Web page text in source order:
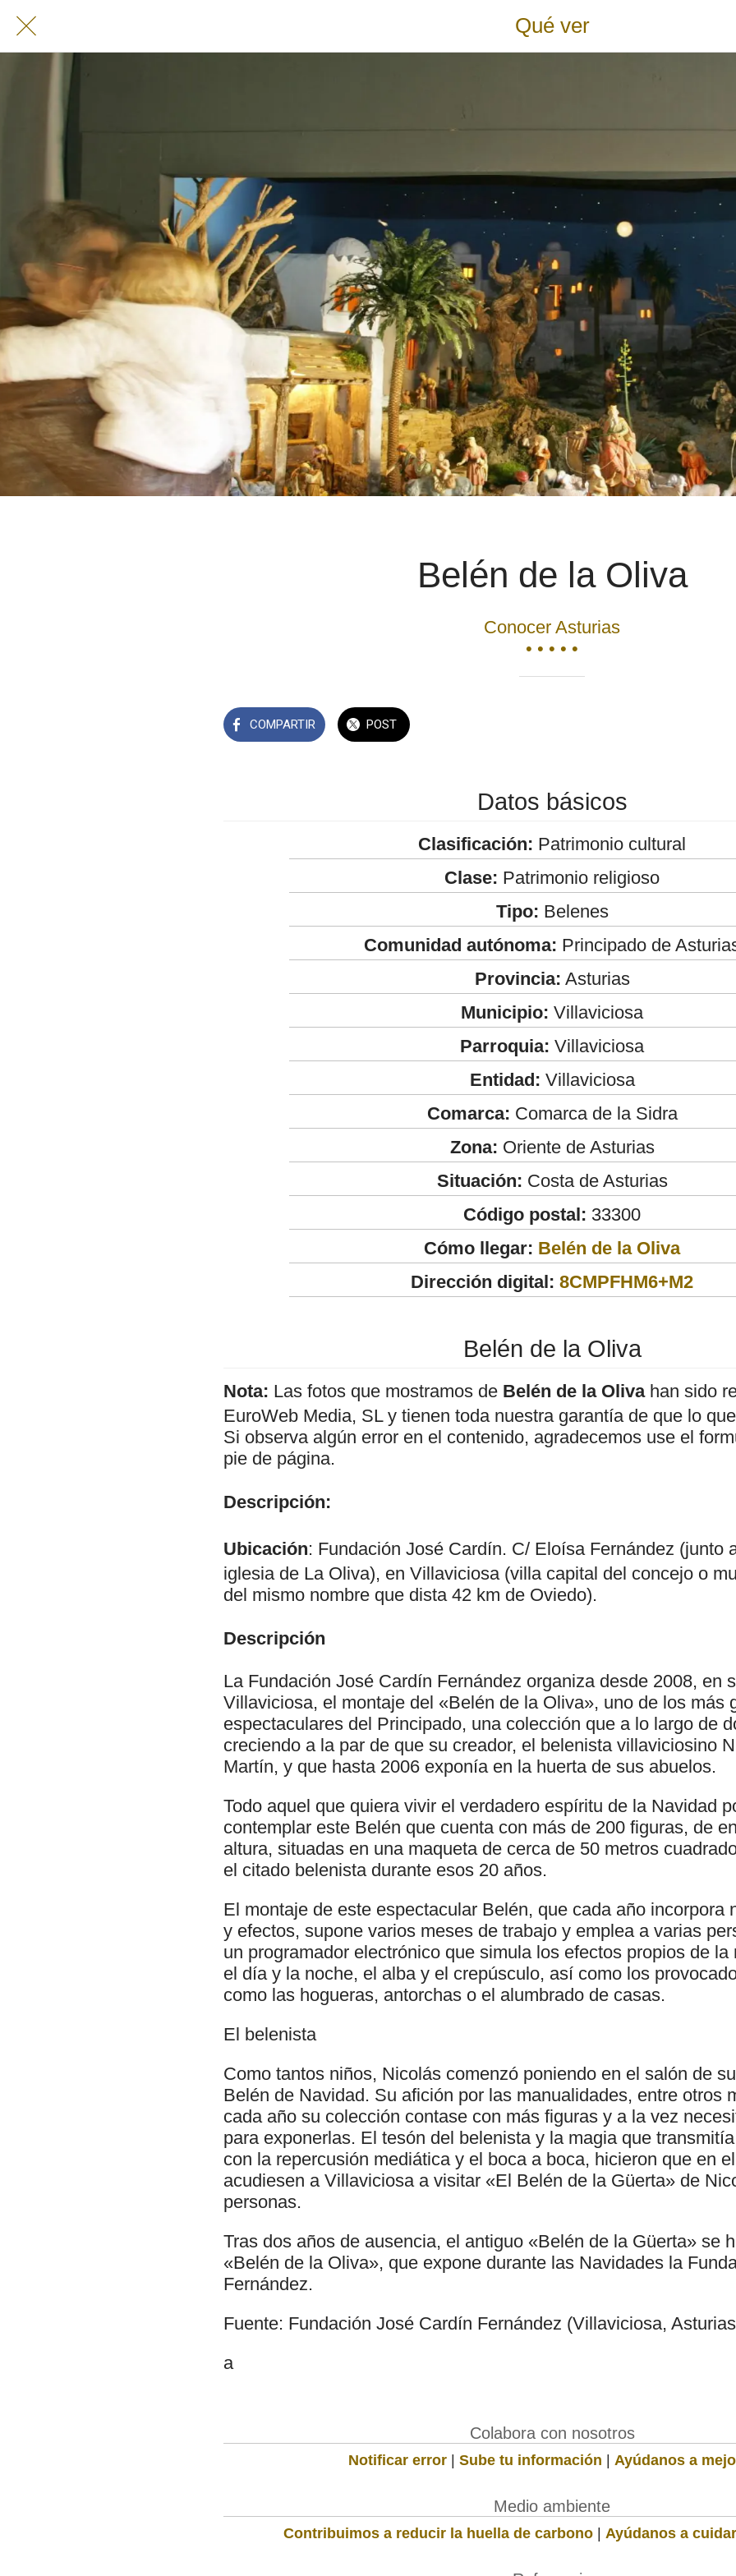
Qué ver
Belén de la Oliva
Conocer Asturias
• • • • •
COMPARTIR POST
Datos básicos
Clasificación: Patrimonio cultural
Clase: Patrimonio religioso
Tipo: Belenes
Comunidad autónoma: Principado de
Provincia: Asturias
Municipio: Villaviciosa
Parroquia: Villaviciosa
Entidad: Villaviciosa
Comarca: Comarca de la Sidra
Zona: Oriente de Asturias
Situación: Costa de Asturias
Código postal: 33300
Cómo llegar: Belén de la Oliva
Dirección digital: 8CMPFHM6+M2
Belén de la Oliva
Nota: Las fotos que mostramos de Belén de la Olivahan sido
EuroWeb Media, SL y tienen toda nuestra garantía de que lo
Si observa algún error en el contenido, agradecemos use el
pie de página.
Descripción:
Ubicación: Fundación José Cardín. C/ Eloísa Fernández (junto
iglesia de La Oliva), en Villaviciosa (villa capital del concejo o
del mismo nombre que dista 42 km de Oviedo).
Descripción
La Fundación José Cardín Fernández organiza desde 2008, en
Villaviciosa, el montaje del «Belén de la Oliva», uno de los más
espectaculares del Principado, una colección que a lo largo de
creciendo a la par de que su creador, el belenista villaviciosino
Martín, y que hasta 2006 exponía en la huerta de sus abuelos.
Todo aquel que quiera vivir el verdadero espíritu de la Navidad
contemplar este Belén que cuenta con más de 200 figuras, de
altura, situadas en una maqueta de cerca de 50 metros
el citado belenista durante esos 20 años.
El montaje de este espectacular Belén, que cada año incorpora
y efectos, supone varios meses de trabajo y emplea a varias
un programador electrónico que simula los efectos propios de la
el día y la noche, el alba y el crepúsculo, así como los
como las hogueras, antorchas o el alumbrado de casas.
El belenista
Como tantos niños, Nicolás comenzó poniendo en el salón de
Belén de Navidad. Su afición por las manualidades, entre otros
cada año su colección contase con más figuras y a la vez
para exponerlas. El tesón del belenista y la magia que
con la repercusión mediática y el boca a boca, hicieron que en
acudiesen a Villaviciosa a visitar «El Belén de la Güerta» de
personas.
Tras dos años de ausencia, el antiguo «Belén de la Güerta» se
«Belén de la Oliva», que expone durante las Navidades la
Fernández.
Fuente: Fundación José Cardín Fernández (Villaviciosa,
a
Colabora con nosotros
Notificar error | Sube tu información | Ayúdanos a
Medio ambiente
Contribuimos a reducir la huella de carbono | Ayúdanos a